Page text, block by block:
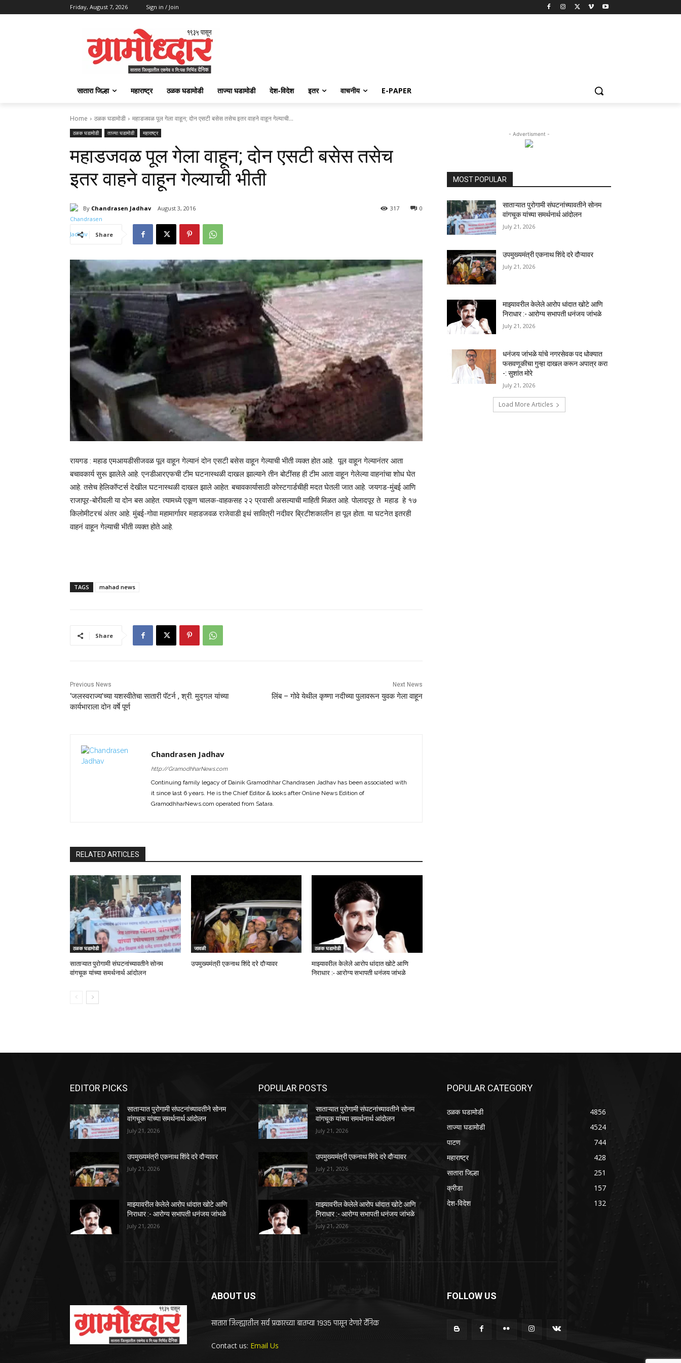
Friday, August 7, 2026 Sign in / Join
सातारा जिल्हा महाराष्ट्र ठळक घडामोडी ताज्या घडामोडी देश-विदेश इतर वाचनीय E-PAPER
Home ठळक घडामोडी महाडजवळ पूल गेला वाहून; दोन एसटी बसेस तसेच इतर वाहने वाहून गेल्याची...
ठळक घडामोडी ताज्या घडामोडी महाराष्ट्र
महाडजवळ पूल गेला वाहून; दोन एसटी बसेस तसेच
इतर वाहने वाहून गेल्याची भीती
By Chandrasen Jadhav August 3, 2016 0
317
Share
रायगड : महाड एमआयडीसीजवळ पूल वाहून गेल्यानं दोन एसटी बसेस वाहून गेल्याची भीती व्यक्त होत आहे. पूल वाहून गेल्यानंतर आता
बचावकार्य सुरू झालेले आहे. एनडीआरएफची टीम घटनास्थळी दाखल झाल्याने तीन बोटींसह ही टीम आता वाहून गेलेल्या वाहनांचा शोध घेत
आहे. तसेच हेलिकॉप्टर्स देखील घटनास्थळी दाखल झाले आहेत. बचावकार्यासाठी कोस्टगार्डचीही मदत घेतली जात आहे. जयगड-मुंबई आणि
राजापूर-बोरीवली या दोन बस आहेत. त्यामध्ये एकूण चालक-वाहकसह २२ प्रवासी असल्याची माहिती मिळत आहे. पोलादपूर ते महाड हे १७
किलोमीटरचं अंतर आहे. मुंबई-गोवा महामार्गावर महाडजवळ राजेवाडी इथं सावित्री नदीवर ब्रिटीशकालीन हा पूल होता. या घटनेत इतरही
वाहनं वाहून गेल्याची भीती व्यक्त होते आहे.
TAGS mahad news
Share
Previous News
‘जलस्वराज्य’च्या यशस्वीतेचा सातारी पॅटर्न , श्री. मुद्गल यांच्या
कार्यभाराला दोन वर्षे पूर्ण
Next News
लिंब – गोवे येथील कृष्णा नदीच्या पुलावरून युवक गेला वाहून
Chandrasen Jadhav
http://GramodhharNews.com
Continuing family legacy of Dainik Gramodhhar Chandrasen Jadhav has been associated with
it since last 6 years. He is the Chief Editor & looks after Online News Edition of
GramodhharNews.com operated from Satara.
RELATED ARTICLES
ठळक घडामोडी
साताऱ्यात पुरोगामी संघटनांच्यावतीने सोनम
वांगचूक यांच्या समर्थनार्थ आंदोलन
जावळी
उपमुख्यमंत्री एकनाथ शिंदे दरे दौऱ्यावर
ठळक घडामोडी
माझ्यावरील केलेले आरोप धांदात खोटे आणि
निराधार :- आरोग्य सभापती धनंजय जांभळे
- Advertisment -
MOST POPULAR
साताऱ्यात पुरोगामी संघटनांच्यावतीने सोनम
वांगचूक यांच्या समर्थनार्थ आंदोलन
July 21, 2026
उपमुख्यमंत्री एकनाथ शिंदे दरे दौऱ्यावर
July 21, 2026
माझ्यावरील केलेले आरोप धांदात खोटे आणि
निराधार :- आरोग्य सभापती धनंजय जांभळे
July 21, 2026
धनंजय जांभळे यांचे नगरसेवक पद धोक्यात
फसवणूकीचा गुन्हा दाखल करून अपात्र करा
-: सुशांत मोरे
July 21, 2026
Load More Articles
EDITOR PICKS
साताऱ्यात पुरोगामी संघटनांच्यावतीने सोनम
वांगचूक यांच्या समर्थनार्थ आंदोलन
July 21, 2026
उपमुख्यमंत्री एकनाथ शिंदे दरे दौऱ्यावर
July 21, 2026
माझ्यावरील केलेले आरोप धांदात खोटे आणि
निराधार :- आरोग्य सभापती धनंजय जांभळे
July 21, 2026
POPULAR POSTS
साताऱ्यात पुरोगामी संघटनांच्यावतीने सोनम
वांगचूक यांच्या समर्थनार्थ आंदोलन
July 21, 2026
उपमुख्यमंत्री एकनाथ शिंदे दरे दौऱ्यावर
July 21, 2026
माझ्यावरील केलेले आरोप धांदात खोटे आणि
निराधार :- आरोग्य सभापती धनंजय जांभळे
July 21, 2026
POPULAR CATEGORY
ठळक घडामोडी
4856
ताज्या घडामोडी
4524
पाटण
744
महाराष्ट्र
428
सातारा जिल्हा
251
क्रीडा
157
देश-विदेश
132
ABOUT US
सातारा जिल्ह्यातील सर्व प्रकारच्या बातम्या 1935 पासून देणारे दैनिक
Contact us: Email Us
FOLLOW US